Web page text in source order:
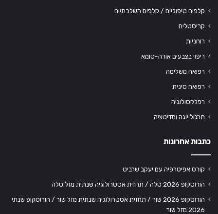
קלפים טיפוליים / קלפים השלכתיים
קריסטלים
רוחניות
ריפוי בצבעים אורה-סומא
רפואה משלימה
רפואה סינית
רפלקסולוגיה
תרגול יוגה ומדיטציה
כתבות אחרונות
קורס אפיטרפיה עם יעקב שרביט
הורוסקופ 2026 טלה / תחזית אסטרולוגיה שנתית מזל טלה
הורוסקופ 2026 שור / תחזית אסטרולוגיה שנתית מזל שור / הורוסקופ שנתי
2026 מזל שור